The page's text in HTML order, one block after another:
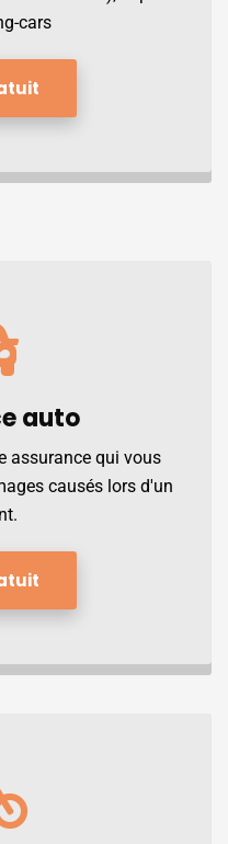
cars
auto
assurance qui vous
causés lors d'un